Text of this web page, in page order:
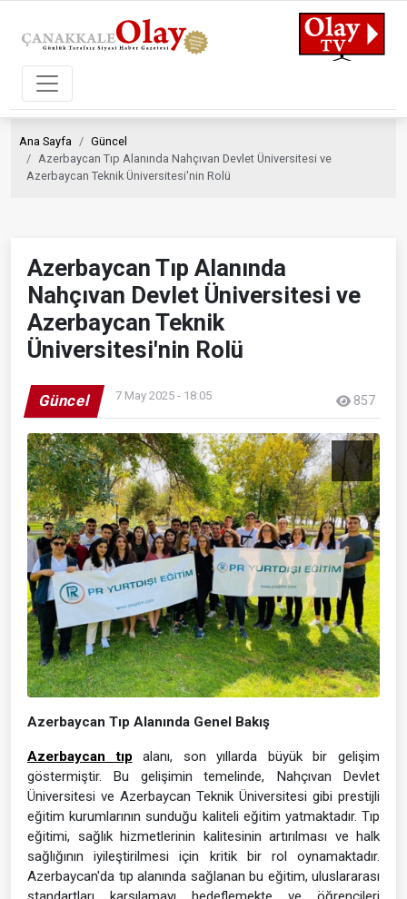
Ana Sayfa
Güncel
Azerbaycan Tıp Alanında Nahçıvan Devlet Üniversitesi ve
Azerbaycan Teknik Üniversitesi'nin Rolü
Azerbaycan Tıp Alanında
Nahçıvan Devlet Üniversitesi ve
Azerbaycan Teknik
Üniversitesi'nin Rolü
Güncel 7 May 2025 - 18:05 857
Azerbaycan Tıp Alanında Genel Bakış
Azerbaycan tıp alanı, son yıllarda büyük bir gelişim
göstermiştir. Bu gelişimin temelinde, Nahçıvan Devlet
Üniversitesi ve Azerbaycan Teknik Üniversitesi gibi prestijli
eğitim kurumlarının sunduğu kaliteli eğitim yatmaktadır. Tıp
eğitimi, sağlık hizmetlerinin kalitesinin artırılması ve halk
sağlığının iyileştirilmesi için kritik bir rol oynamaktadır.
Azerbaycan'da tıp alanında sağlanan bu eğitim, uluslararası